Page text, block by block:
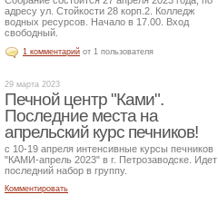
адресу ул. Стойкости 28 корп.2. Колледж
водных ресурсов. Начало в 17.00. Вход
свободный.
1 комментарий от 1 пользователя
29 марта 2023
Печной центр "Ками".
Последние места на
апрельский курс печников!
с 10-19 апреля интенсивные курсы печников
"КАМИ-апрель 2023" в г. Петрозаводске. Идет
последний набор в группу.
Комментировать